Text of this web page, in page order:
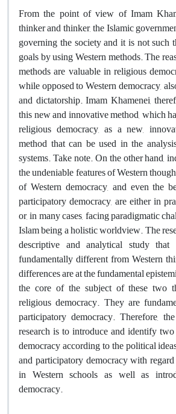
From the point of view of Imam
thinker and thinker, the Islamic
governing the society and it is not such
goals by using Western methods. The
methods are valuable in religious
while opposed to Western democracy,
and dictatorship. Imam Khamenei,
this new and innovative method, which
religious democracy, as a new,
method that can be used in the
systems. Take note. On the other hand,
the undeniable features of Western
of Western democracy, and even the
participatory democracy, are either in
or, in many cases, facing paradigmatic
Islam being a holistic worldview. The
descriptive and analytical study
fundamentally different from Western
differences are at the fundamental
the core of the subject of these two
religious democracy. They are
participatory democracy. Therefore,
research is to introduce and identify
democracy according to the political
and participatory democracy with
in Western schools as well as
democracy.